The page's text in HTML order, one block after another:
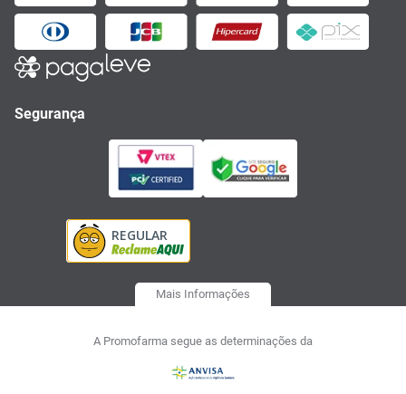
Segurança
Mais Informações
A Promofarma segue as determinações da